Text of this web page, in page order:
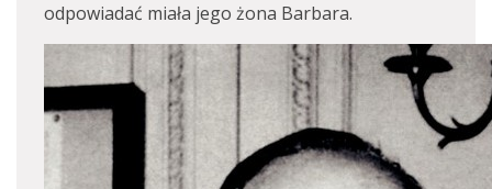
odpowiadać miała jego żona Barbara.